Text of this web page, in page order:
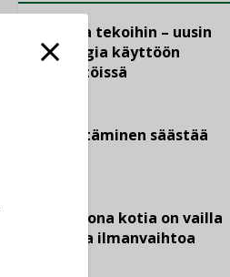
Puheista tekoihin – uusin
teknologia käyttöön
kiinteistöissä
Sähköistäminen säästää
Yli miljoona kotia on vailla
toimivaa ilmanvaihtoa